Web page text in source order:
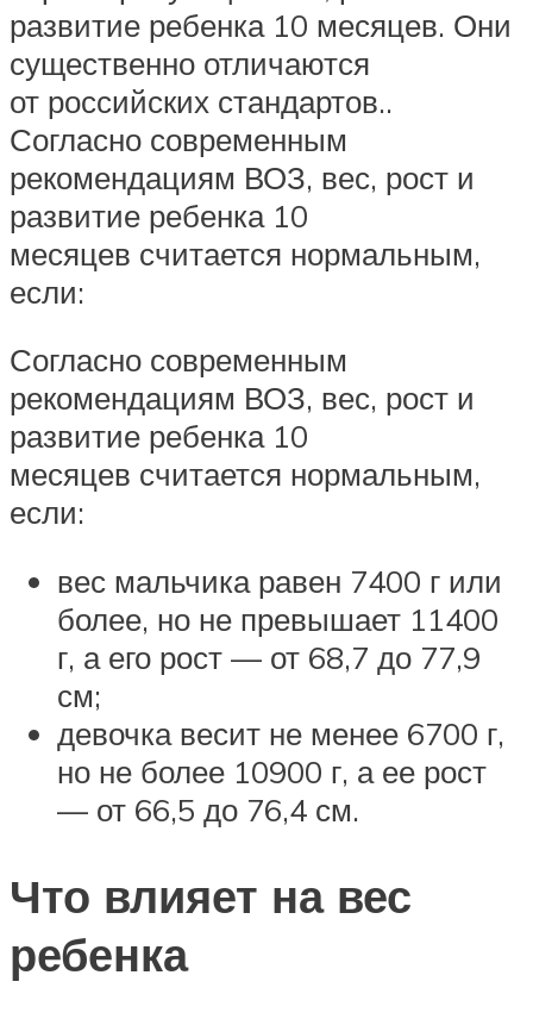
развитие ребенка 10 месяцев. Они
существенно отличаются
от российских стандартов..
Согласно современным
рекомендациям ВОЗ, вес, рост и
развитие ребенка 10
месяцев считается нормальным,
если:
Согласно современным
рекомендациям ВОЗ, вес, рост и
развитие ребенка 10
месяцев считается нормальным,
если:
вес мальчика равен 7400 г или
более, но не превышает 11400
г, а его рост — от 68,7 до 77,9
см;
девочка весит не менее 6700 г,
но не более 10900 г, а ее рост
— от 66,5 до 76,4 см.
Что влияет на вес
ребенка